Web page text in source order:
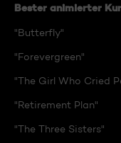
Bester animierter
"Butterfly"
"Forevergreen"
"The Girl Who Cried
"Retirement Plan"
"The Three Sisters"